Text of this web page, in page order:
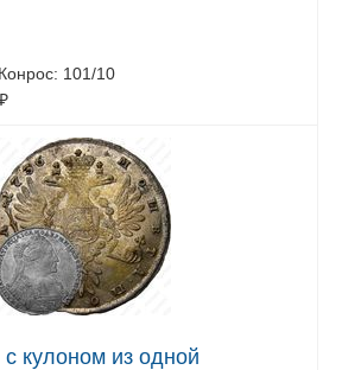
101/10
₽
кулоном из одной